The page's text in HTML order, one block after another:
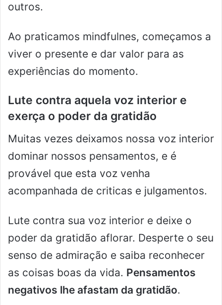
outros.
Ao praticamos mindfulnes, começamos a
viver o presente e dar valor para as
experiências do momento.
Lute contra aquela voz interior e
exerça o poder da gratidão
Muitas vezes deixamos nossa voz interior
dominar nossos pensamentos, e é
provável que esta voz venha
acompanhada de criticas e julgamentos.
Lute contra sua voz interior e deixe o
poder da gratidão aflorar. Desperte o seu
senso de admiração e saiba reconhecer
as coisas boas da vida. Pensamentos
negativos lhe afastam da gratidão.